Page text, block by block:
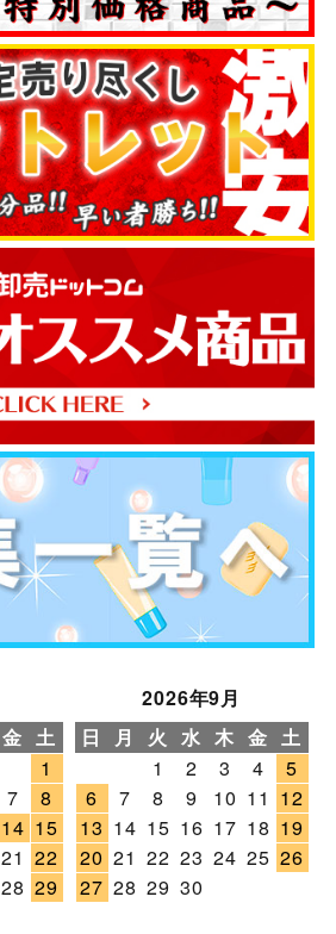
金 土
1
7
8
14 15
21 22
28 29
2026年9月
日
月 火 水 木 金 土
1
2 3 4
5
6
7 8 9 10 11 12
13 14 15 16 17 18 19
20 21 22 23 24 25 26
27 28 29 30